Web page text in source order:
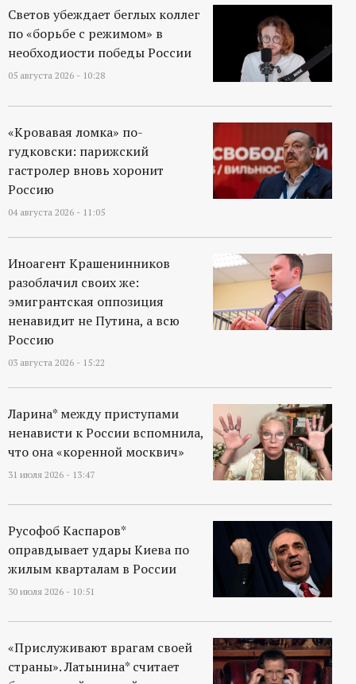
т
а
л
Светов убеждает беглых коллег
по «борьбе с режимом» в
необходиости победы России
05 августа 2026 - 10:28
«Кровавая ломка» по-
гудковски: парижский
гастролер вновь хоронит
Россию
04 августа 2026 - 11:05
Иноагент Крашенинников
разоблачил своих же:
эмигрантская оппозиция
ненавидит не Путина, а всю
Россию
03 августа 2026 - 15:22
Ларина* между приступами
ненависти к России вспомнила,
что она «коренной москвич»
31 июля 2026 - 13:47
Русофоб Каспаров*
оправдывает удары Киева по
жилым кварталам в России
30 июля 2026 - 10:51
«Прислуживают врагам своей
страны». Латынина* считает